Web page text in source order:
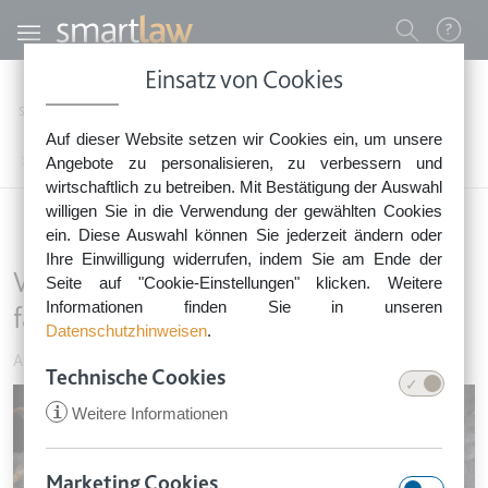
Einsatz von Cookies
Auf dieser Website setzen wir Cookies ein, um unsere
Angebote zu personalisieren, zu verbessern und
wirtschaftlich zu betreiben. Mit Bestätigung der Auswahl
willigen Sie in die Verwendung der gewählten Cookies
ein. Diese Auswahl können Sie jederzeit ändern oder
Ihre Einwilligung widerrufen, indem Sie am Ende der
Seite auf "Cookie-Einstellungen" klicken. Weitere
Informationen finden Sie in unseren
Datenschutzhinweisen.
Technische Cookies
i Weitere Informationen
Direkt zum Inhalt
0800 - 268 4 268 (kostenfrei)
Sie erreichen unser Service-Team:
Montag bis Freitag: 8-18 Uhr
Keine Rechtsberatung.
Benutzermenü
Startseite
Wenn das Auto in der Garage Feuer fängt
Wenn das Auto in der Garage Feuer
fängt
Auto & Verkehr
Image